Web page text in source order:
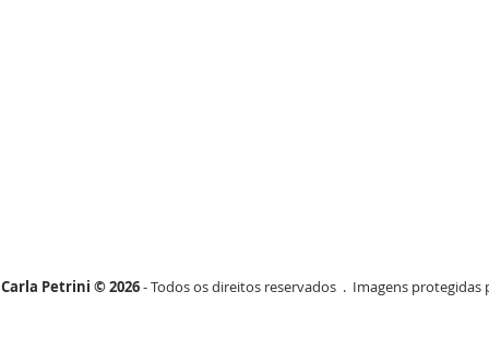
Carla Petrini © 2026- Todos os direitos reservados . Imagens